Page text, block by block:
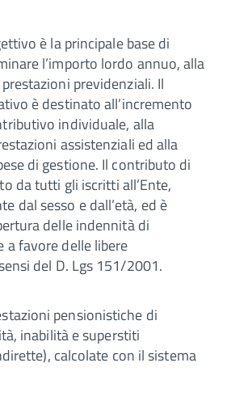
è la principale base di
l’importo lordo annuo, alla
previdenziali. Il
è destinato all’incremento
individuale, alla
assistenziali ed alla
di gestione. Il contributo di
da tutti gli iscritti all’Ente,
dal sesso e dall’età, ed è
delle indennità di
a favore delle libere
del D. Lgs 151/2001.
pensionistiche di
inabilità e superstiti
calcolate con il sistema